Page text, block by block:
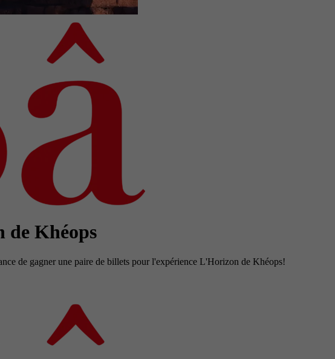
de Khéops
de gagner une paire de billets pour l'expérience L'Horizon de Khéops!